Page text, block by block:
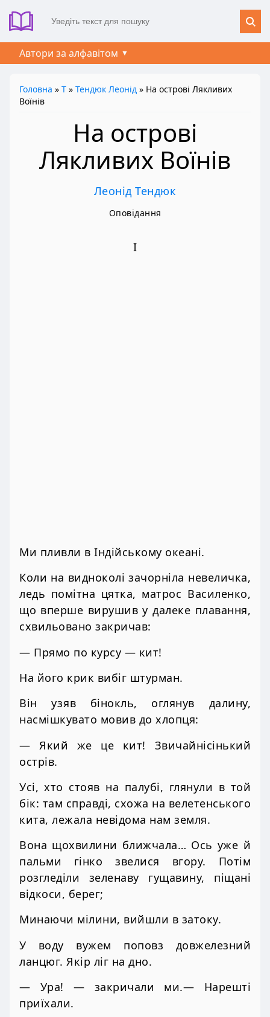
Автори за алфавітом
Головна » Т » Тендюк Леонід » На острові Лякливих
Воїнів
На острові
Лякливих Воїнів
Леонід Тендюк
Оповідання
І
Ми пливли в Індійському океані.
Коли на видноколі зачорніла невеличка,
ледь помітна цятка, матрос Василенко,
що вперше вирушив у далеке плавання,
схвильовано закричав:
— Прямо по курсу — кит!
На його крик вибіг штурман.
Він узяв бінокль, оглянув далину,
насмішкувато мовив до хлопця:
— Який же це кит! Звичайнісінький
острів.
Усі, хто стояв на палубі, глянули в той
бік: там справді, схожа на велетенського
кита, лежала невідома нам земля.
Вона щохвилини ближчала… Ось уже й
пальми гінко звелися вгору. Потім
розгледіли зеленаву гущавину, піщані
відкоси, берег;
Минаючи мілини, вийшли в затоку.
У воду вужем поповз довжелезний
ланцюг. Якір ліг на дно.
— Ура! — закричали ми.— Нарешті
приїхали.